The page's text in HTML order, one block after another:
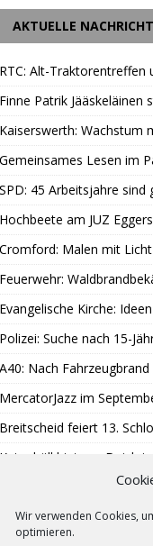
Wir verwenden Cookies,
optimieren.
AKTUELLE
RTC: Alt-Traktorentreffen
Finne Patrik Jääskeläinen
Kaiserswerth: Wachstum
Gemeinsames Lesen im
SPD: 45 Arbeitsjahre sind
Hochbeete am JUZ
Cromford: Malen mit Licht
Feuerwehr:
Evangelische Kirche:
Polizei: Suche nach 15-
A40: Nach Fahrzeugbrand
MercatorJazz im
Breitscheid feiert 13.
Katenbüll hinterm Deich
SPD: Trauer um Klaus